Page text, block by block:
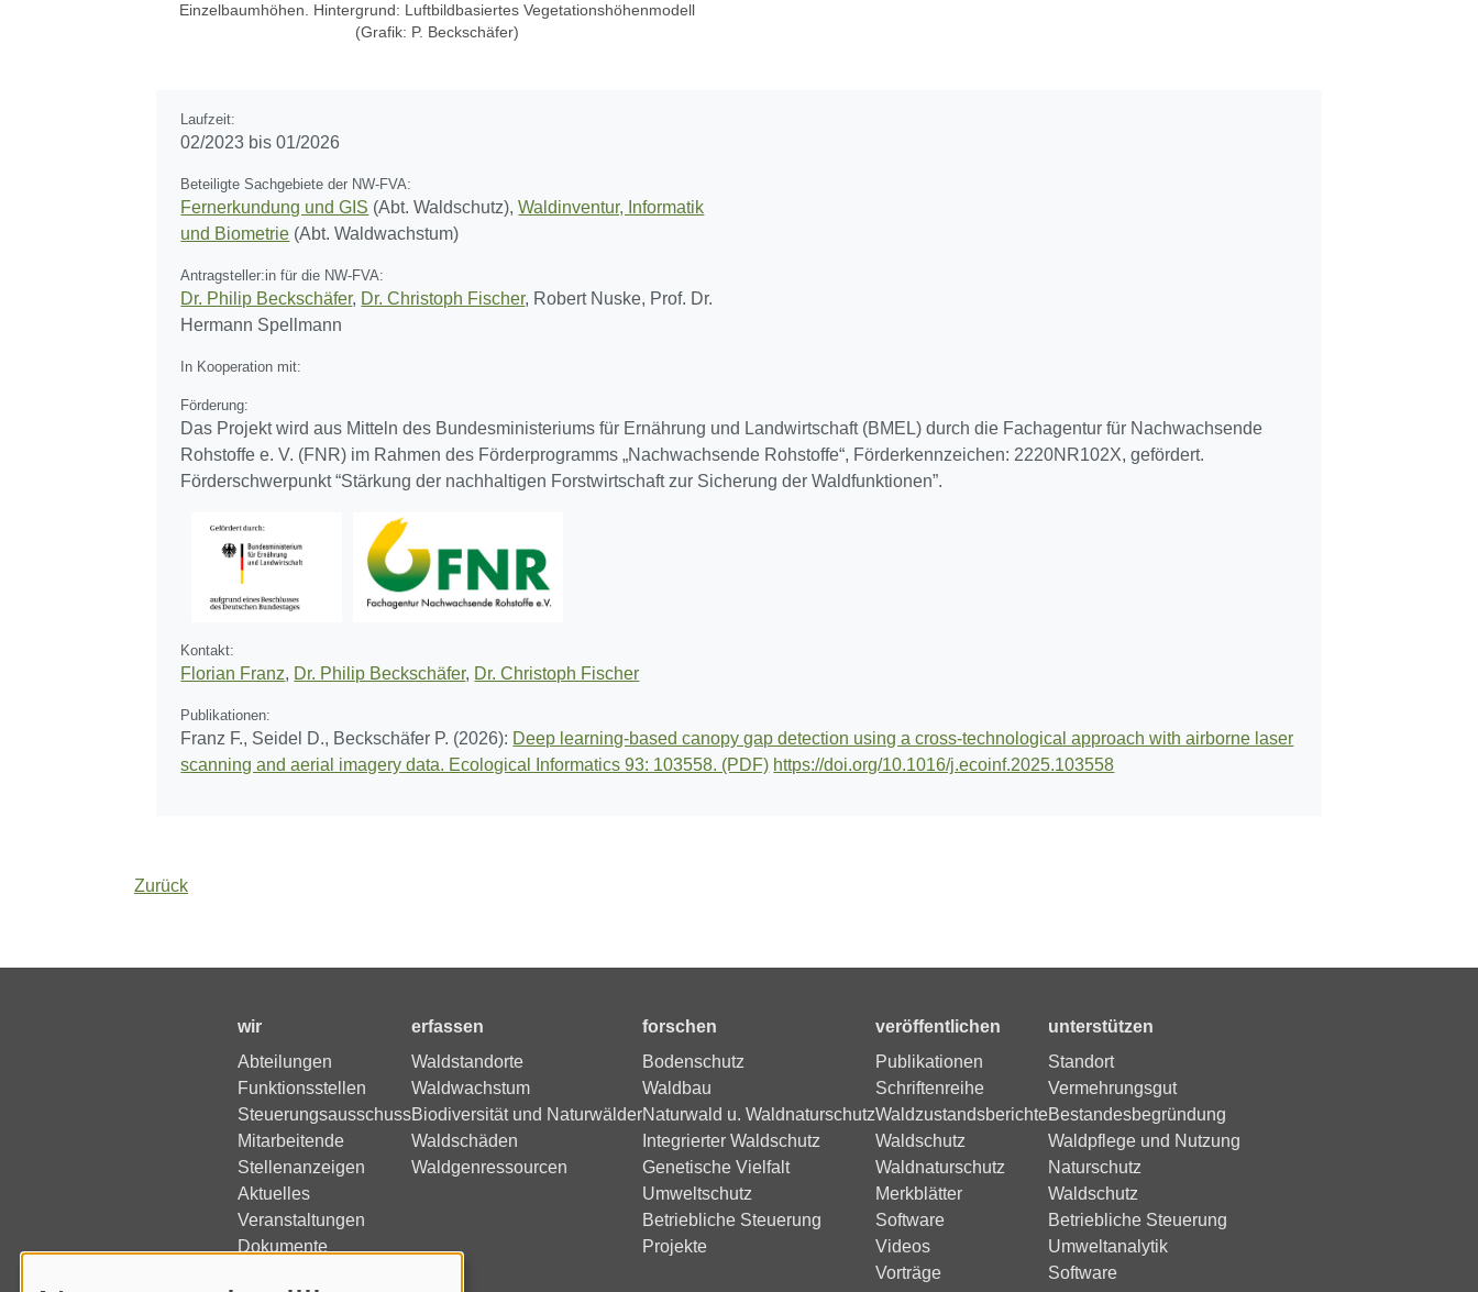
Einzelbaumhöhen. Hintergrund: Luftbildbasiertes Vegetationshöhenmodell
(Grafik: P. Beckschäfer)
Laufzeit:
02/2023 bis 01/2026
Beteiligte Sachgebiete der NW-FVA:
Fernerkundung und GIS (Abt. Waldschutz),Waldinventur, Informatik
und Biometrie (Abt. Waldwachstum)
Antragsteller:in für die NW-FVA:
Dr. Philip Beckschäfer, Dr. Christoph Fischer, Robert Nuske, Prof. Dr.
Hermann Spellmann
In Kooperation mit:
Förderung:
Das Projekt wird aus Mitteln des Bundesministeriums für Ernährung und Landwirtschaft (BMEL) durch die Fachagentur für Nachwachsende
Rohstoffe e. V. (FNR) im Rahmen des Förderprogramms „Nachwachsende Rohstoffe“, Förderkennzeichen: 2220NR102X, gefördert.
Förderschwerpunkt “Stärkung der nachhaltigen Forstwirtschaft zur Sicherung der Waldfunktionen”.
Kontakt:
Florian Franz, Dr. Philip Beckschäfer, Dr. Christoph Fischer
Publikationen:
Franz F., Seidel D., Beckschäfer P. (2026): Deep learning-based canopy gap detection using a cross-technological approach with airborne laser
scanning and aerial imagery data. Ecological Informatics 93: 103558. (PDF) https://doi.org/10.1016/j.ecoinf.2025.103558
Zurück
wir
Abteilungen
Funktionsstellen
Steuerungsausschuss
Mitarbeitende
Stellenanzeigen
Aktuelles
Veranstaltungen
Dokumente
erfassen
Waldstandorte
Waldwachstum
Biodiversität und Naturwälder
Waldschäden
Waldgenressourcen
forschen
Bodenschutz
Waldbau
Naturwald u. Waldnaturschutz
Integrierter Waldschutz
Genetische Vielfalt
Umweltschutz
Betriebliche Steuerung
Projekte
veröffentlichen
Publikationen
Schriftenreihe
Waldzustandsberichte
Waldschutz
Waldnaturschutz
Merkblätter
Software
Videos
Vorträge
unterstützen
Standort
Vermehrungsgut
Bestandesbegründung
Waldpflege und Nutzung
Naturschutz
Waldschutz
Betriebliche Steuerung
Umweltanalytik
Software